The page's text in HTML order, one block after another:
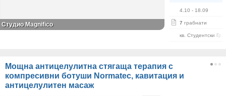
4.10 - 18.09
7 грабнати
кв. Студентски
Студио Magnifico
Мощна антицелулитна стягаща терапия с
компресивни ботуши Normatec, кавитация и
антицелулитен масаж